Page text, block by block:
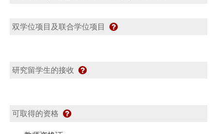
双学位项目及联合学位项目
研究留学生的接收
可取得的资格